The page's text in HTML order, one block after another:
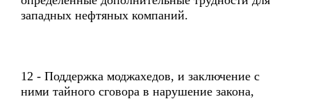
западных нефтяных компаний.
12 - Поддержка моджахедов, и заключение с
ними тайного сговора в нарушение закона,